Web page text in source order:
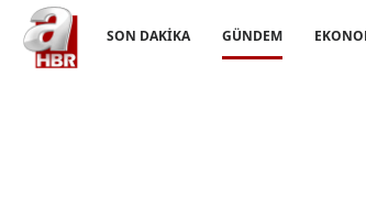
SON DAKİKA GÜNDEM